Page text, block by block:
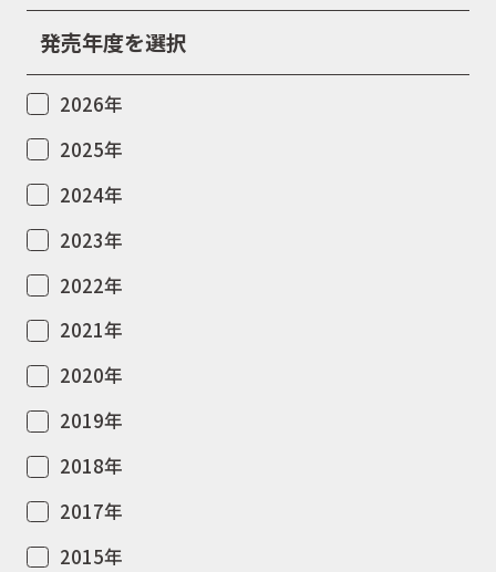
発売年度を選択
2026年
2025年
2024年
2023年
2022年
2021年
2020年
2019年
2018年
2017年
2015年